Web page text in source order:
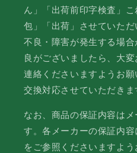
ん」「出荷前印字検査」
包」「出荷」させていた
不良・障害が発生する場
良がございましたら、大
連絡くださいますようお
交換対応させていただきま
なお、商品の保証内容は
す。各メーカーの保証内
をご参照くださいますよう